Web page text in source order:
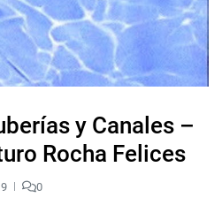
y Canales –
Rocha Felices
0